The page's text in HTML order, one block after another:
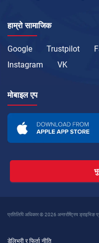
हाम्रो सामाजिक
Google Trustpilot
Instagram
VK
मोबाइल एप
प्रतिलिपि अधिकार © 2026 अन्तर्राष्ट्रिय ड्राइभिङ
डेलिभरी र फिर्ता नीति